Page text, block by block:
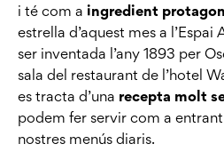
i té com a ingredient
estrella d’aquest mes a l’Espai
ser inventada l’any 1893 per
sala del restaurant de l’hotel
es tracta d’una recepta molt
podem fer servir com a
nostres menús diaris.